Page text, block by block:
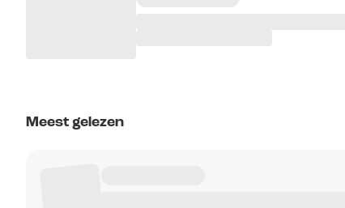
Meest gelezen